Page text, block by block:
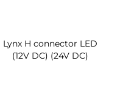
Lynx H connector LED
(12V DC) (24V DC)